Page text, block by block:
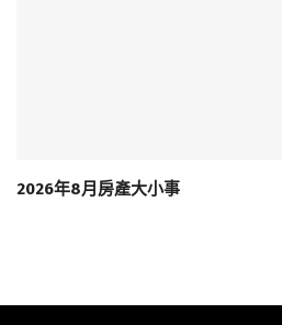
2026年8月房產大小事